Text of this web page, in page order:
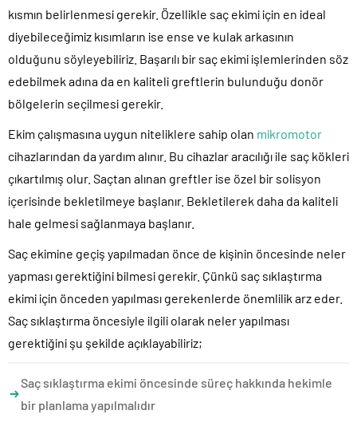
kısmın belirlenmesi gerekir. Özellikle saç ekimi için en ideal
diyebileceğimiz kısımların ise ense ve kulak arkasının
olduğunu söyleyebiliriz. Başarılı bir saç ekimi işlemlerinden söz
edebilmek adına da en kaliteli greftlerin bulunduğu donör
bölgelerin seçilmesi gerekir.
Ekim çalışmasına uygun niteliklere sahip olan mikromotor
cihazlarından da yardım alınır. Bu cihazlar aracılığı ile saç kökleri
çıkartılmış olur. Saçtan alınan greftler ise özel bir solisyon
içerisinde bekletilmeye başlanır. Bekletilerek daha da kaliteli
hale gelmesi sağlanmaya başlanır.
Saç ekimine geçiş yapılmadan önce de kişinin öncesinde neler
yapması gerektiğini bilmesi gerekir. Çünkü saç sıklaştırma
ekimi için önceden yapılması gerekenlerde önemlilik arz eder.
Saç sıklaştırma öncesiyle ilgili olarak neler yapılması
gerektiğini şu şekilde açıklayabiliriz;
Saç sıklaştırma ekimi öncesinde süreç hakkında hekimle
bir planlama yapılmalıdır